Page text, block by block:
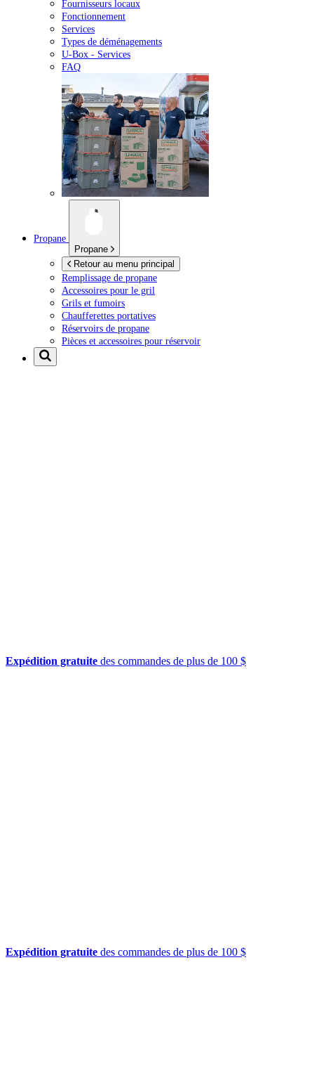
Fournisseurs locaux
Fonctionnement
Services
Types de déménagements
U-Box - Services
FAQ
Propane
Propane
Retour au menu principal
Remplissage de propane
Accessoires pour le gril
Grils et fumoirs
Chaufferettes portatives
Réservoirs de propane
Pièces et accessoires pour réservoir
Expédition gratuite des commandes de plus de 100 $
Expédition gratuite des commandes de plus de 100 $